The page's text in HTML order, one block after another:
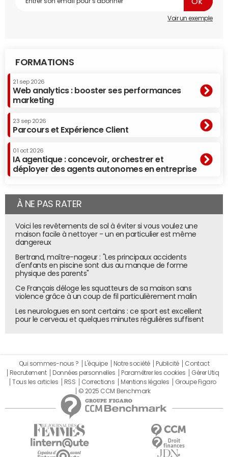
Office 365 est l'application SaaS la plus déployée parmi les clients de
Le PDG de Microsoft, Satya Nadella, a aussi dévoilé pour la
365 à des fins professionnelles. Il n'a pas révélé le nombre
réel d'utilisateurs professionnels d'Office 365, mais il a
néanmoins déclaré que, parmi les entreprises clientes, il y
avait "près de 50 millions d'utilisateurs actifs mensuels de
Office 365."
C'est encore maigre en comparaison du nombre
d'utilisateurs de Microsoft Office à son apogée (
750 millions en 2010), mais la tendance est positive. À
mesure que les entreprises basculent vers le cloud, elles
n'acquièrent plus Office de manière traditionnelle. Le
chiffre d'affaires commercial de Microsoft Office a
d'affaires généré par les abonnements professionnels à
Office 365. Le groupe a déclaré que le chiffre d'affaires de
l'intégralité de son offre cloud était en passe d'atteindre
6,3 milliards de dollars cette année. Office 365 y contribue
pour une grande part, mais ce n'est pas la seule source
de revenus.
Microsoft a aussi dévoilé le nombre d'abonnements
souscrits par des particuliers à Office 365 en 2014 :
Voir un exemple
FORMATIONS
21 sep 2026
Web analytics : booster ses performances
marketing
23 sep 2026
Parcours et Expérience Client
01 oct 2026
IA agentique : concevoir, orchestrer et
déployer des agents autonomes en entreprise
À NE PAS RATER
Voici les revêtements de sol à éviter si vous voulez une
maison facile à nettoyer - un en particulier est même
dangereux
Bertrand, maître-nageur : "Les principaux accidents
d'enfants en piscine sont dus au manque de forme
physique des parents"
Ce Français déloge les squatteurs de sa maison sans
violence grâce à un coup de fil particulièrement malin
Les neurologues en sont certains : ce sport est excellent
pour le cerveau et quelques minutes régulières suffisent
Qui sommes-nous ? L'équipe Notre société Publicité
Contact
Recrutement
Données personnelles Paramétrer les cookies
Gérer Utiq
Tous les articles
RSS Corrections Mentions légales
Groupe Figaro
© 2025 CCM Benchmark